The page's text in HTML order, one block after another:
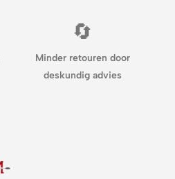
🔄
Minder retouren door
deskundig advies